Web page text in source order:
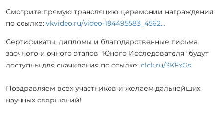
Смотрите прямую трансляцию церемонии награждения
по ссылке: vkvideo.ru/video-184495583_4562...
Сертификаты, дипломы и благодарственные письма
заочного и очного этапов "Юного Исследователя" будут
доступны для скачивания по ссылке: clck.ru/3KFxGs
Поздравляем всех участников и желаем дальнейших
научных свершений!